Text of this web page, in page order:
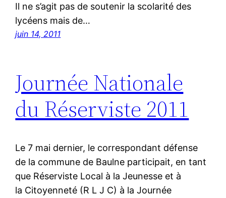
Il ne s’agit pas de soutenir la scolarité des
lycéens mais de…
juin 14, 2011
Journée Nationale
du Réserviste 2011
Le 7 mai dernier, le correspondant défense
de la commune de Baulne participait, en tant
que Réserviste Local à la Jeunesse et à
la Citoyenneté (R L J C) à la Journée